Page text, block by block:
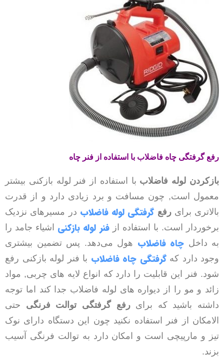
رفع گرفتگی چاه فاضلاب با استفاده از فنر چاه
بازکردن لوله فاضلاب با استفاده از فنر لوله بازکنی بیشتر
معمول است, چون مسافت و برد زیادی دارد و از قدرت
بالاتری برایرفع گرفتگی لوله فاضلاب در مسیرهای نزدیک
برخوردار است. با استفاده ازفنر لوله بازکنی اشیاء جامد را
به داخل چاه فاضلاب هول می‌دهد. پس تضمین بیشتری
وجود دارد کهگرفتگی چاه فاضلاب با فنر لوله بازکنی رفع
شود. فنر این قابلیت را دارد که انواع لایه های چربی, مواد
زائد و مو را از دیواره های لوله فاضلاب جدا کند اما توجه
داشته باشید که برایرفع گرفتگی توالت فرنگی حتی
الامکان از فنر استفاده نکنید چون این دستگاه دارای نوک
تیز و مارپیچی است و امکان دارد به توالت فرنگی آسیب
بزند.